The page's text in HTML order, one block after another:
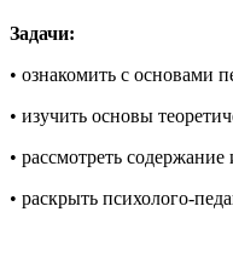
Задачи:
• ознакомить с основами
• изучить основы
• рассмотреть
• раскрыть психолого-